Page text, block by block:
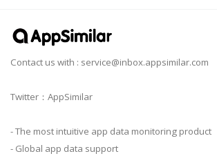
Contact us with : service@inbox.appsimilar.com
Twitter：AppSimilar
- The most intuitive app data monitoring product
- Global app data support